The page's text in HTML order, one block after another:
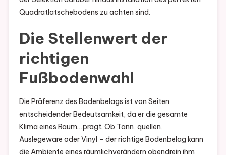
Quadratlatschebodens zu achten sind.
Die Stellenwert der
richtigen
Fußbodenwahl
Die Präferenz des Bodenbelags ist von Seiten
entscheidender Bedeutsamkeit, da er die gesamte
Klima eines Raum…prägt. Ob Tann, quellen,
Auslegeware oder Vinyl – der richtige Bodenbelag kann
die Ambiente eines räumlichverändern obendrein ihm